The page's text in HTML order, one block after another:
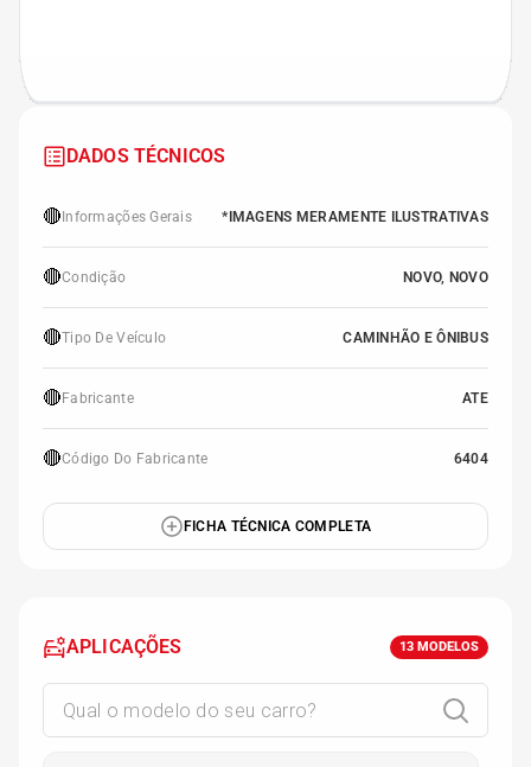
DADOS TÉCNICOS
🔴 Informações Gerais *IMAGENS MERAMENTE ILUSTRATIVAS
🔴Condição NOVO, NOVO
🔴Tipo De Veículo CAMINHÃO E ÔNIBUS
🔴 Fabricante ATE
🔴Código Do Fabricante 6404
FICHA TÉCNICA COMPLETA
APLICAÇÕES 13 MODELOS